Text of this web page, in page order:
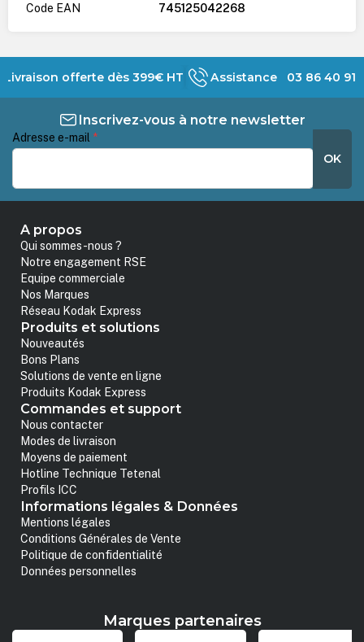
Code EAN 745125042268
Livraison offerte dès 399€ HT Assistance 03 86 40 91
Inscrivez-vous à notre newsletter
Adresse e-mail *
OK
A propos
Qui sommes-nous ?
Notre engagement RSE
Equipe commerciale
Nos Marques
Réseau Kodak Express
Produits et solutions
Nouveautés
Bons Plans
Solutions de vente en ligne
Produits Kodak Express
Commandes et support
Nous contacter
Modes de livraison
Moyens de paiement
Hotline Technique Tetenal
Profils ICC
Informations légales & Données
Mentions légales
Conditions Générales de Vente
Politique de confidentialité
Données personnelles
Marques partenaires